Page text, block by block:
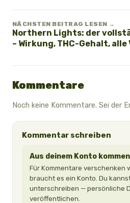
NÄCHSTEN BEITRAG LESEN →
Northern Lights: der
– Wirkung, THC-Gehalt,
Kommentare
Noch keine Kommentare. Sei der
Kommentar schreiben
Aus deinem Konto
Für Kommentare verschenken
braucht es ein Konto. Du
unterschreiben — persönliche
veröffentlichen.